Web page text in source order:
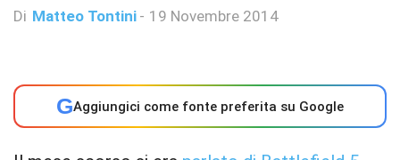
Di Matteo Tontini - 19 Novembre 2014
GAggiungici come fonte preferita su Google